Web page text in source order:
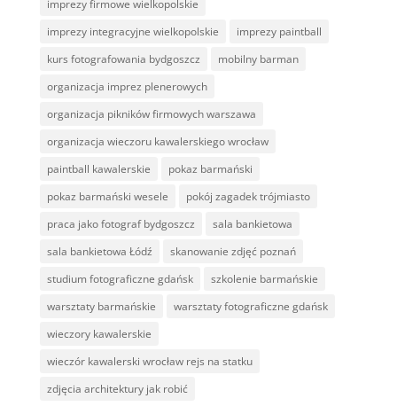
imprezy firmowe wielkopolskie
imprezy integracyjne wielkopolskie
imprezy paintball
kurs fotografowania bydgoszcz
mobilny barman
organizacja imprez plenerowych
organizacja pikników firmowych warszawa
organizacja wieczoru kawalerskiego wrocław
paintball kawalerskie
pokaz barmański
pokaz barmański wesele
pokój zagadek trójmiasto
praca jako fotograf bydgoszcz
sala bankietowa
sala bankietowa Łódź
skanowanie zdjęć poznań
studium fotograficzne gdańsk
szkolenie barmańskie
warsztaty barmańskie
warsztaty fotograficzne gdańsk
wieczory kawalerskie
wieczór kawalerski wrocław rejs na statku
zdjęcia architektury jak robić